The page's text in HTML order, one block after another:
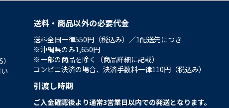
送料・商品以外の必要代金
送料全国一律550円（税込み）／1配送先につき
※沖縄県のみ1,650円
※一部の商品を除く（商品詳細に記載）
コンビニ決済の場合、決済手数料一律110円（税込み）
引渡し時期
ご入金確認後より通常3営業日以内での発送となります。